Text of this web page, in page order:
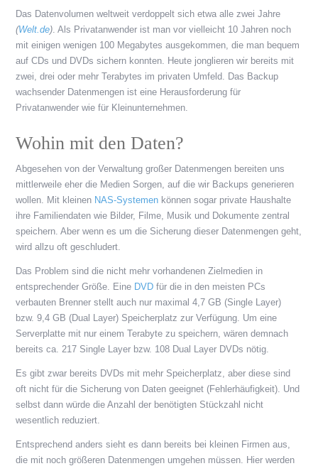
Das Datenvolumen weltweit verdoppelt sich etwa alle zwei Jahre
(Welt.de) . Als Privatanwender ist man vor vielleicht 10 Jahren noch
mit einigen wenigen 100 Megabytes ausgekommen, die man bequem
auf CDs und DVDs sichern konnten. Heute jonglieren wir bereits mit
zwei, drei oder mehr Terabytes im privaten Umfeld. Das Backup
wachsender Datenmengen ist eine Herausforderung für
Privatanwender wie für Kleinunternehmen.
Wohin mit den Daten?
Abgesehen von der Verwaltung großer Datenmengen bereiten uns
mittlerweile eher die Medien Sorgen, auf die wir Backups generieren
wollen. Mit kleinen NAS-Systemen können sogar private Haushalte
ihre Familiendaten wie Bilder, Filme, Musik und Dokumente zentral
speichern. Aber wenn es um die Sicherung dieser Datenmengen geht,
wird allzu oft geschludert.
Das Problem sind die nicht mehr vorhandenen Zielmedien in
entsprechender Größe. Eine DVD für die in den meisten PCs
verbauten Brenner stellt auch nur maximal 4,7 GB (Single Layer)
bzw. 9,4 GB (Dual Layer) Speicherplatz zur Verfügung. Um eine
Serverplatte mit nur einem Terabyte zu speichern, wären demnach
bereits ca. 217 Single Layer bzw. 108 Dual Layer DVDs nötig.
Es gibt zwar bereits DVDs mit mehr Speicherplatz, aber diese sind
oft nicht für die Sicherung von Daten geeignet (Fehlerhäufigkeit). Und
selbst dann würde die Anzahl der benötigten Stückzahl nicht
wesentlich reduziert.
Entsprechend anders sieht es dann bereits bei kleinen Firmen aus,
die mit noch größeren Datenmengen umgehen müssen. Hier werden